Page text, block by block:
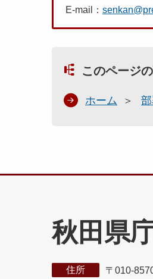
E-mail：
このページ
ホーム
秋田県
住所
〒010-